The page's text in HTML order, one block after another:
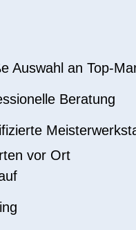
Auswahl an Top-
Beratung
vor Ort